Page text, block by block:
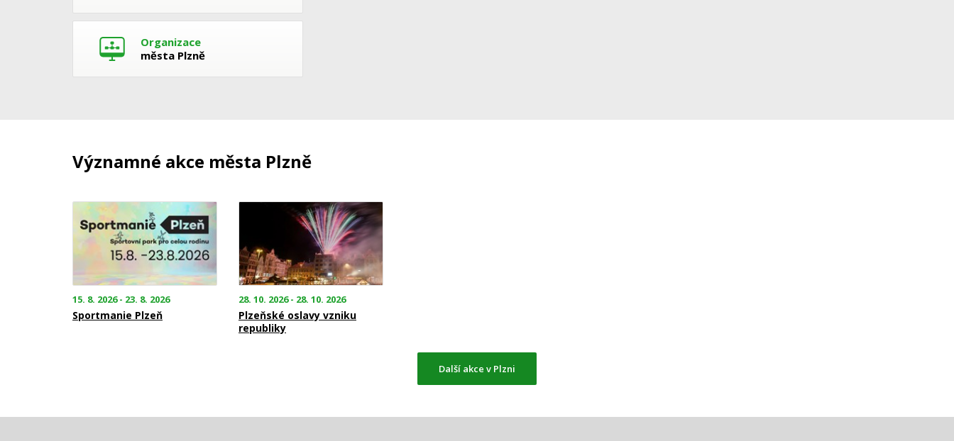
Organizace
města Plzně
Významné akce města Plzně
15. 8. 2026 - 23. 8. 2026
Sportmanie Plzeň
28. 10. 2026 - 28. 10. 2026
Plzeňské oslavy vzniku
republiky
Další akce v Plzni